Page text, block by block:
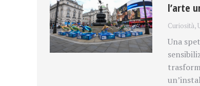
l’arte
Curiosità,
Una